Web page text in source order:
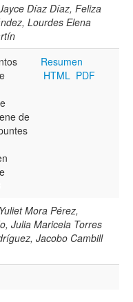
Díaz Díaz, Feliza
Lourdes Elena
de
Resumen
HTML PDF
Mora Pérez,
Julia Maricela Torres
Jacobo Cambill